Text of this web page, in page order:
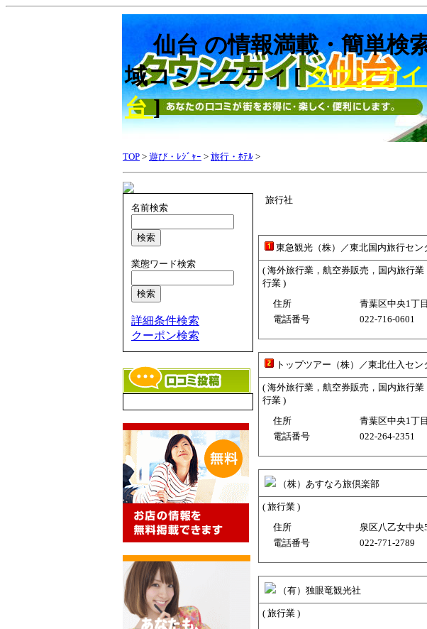
仙台 の情報満載・簡単検
域コミュニティ [タウンガ
台]
TOP > 遊び・ﾚｼﾞｬｰ > 旅行・ﾎﾃﾙ >
名前検索
業態ワード検索
詳細条件検索
クーポン検索
旅行社
東急観光（株）／東北国内旅行セン
( 海外旅行業，航空券販売，国内旅行
行業 )
住所
青葉区中央1丁
電話番号
022-716-0601
トップツアー（株）／東北仕入セン
( 海外旅行業，航空券販売，国内旅行
行業 )
住所
青葉区中央1丁
電話番号
022-264-2351
（株）あすなろ旅倶楽部
( 旅行業 )
住所
泉区八乙女中央
電話番号
022-771-2789
（有）独眼竜観光社
( 旅行業 )